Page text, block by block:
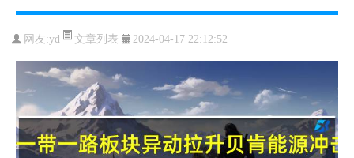
网友:yd 文章列表 2024-04-17 22:12:52